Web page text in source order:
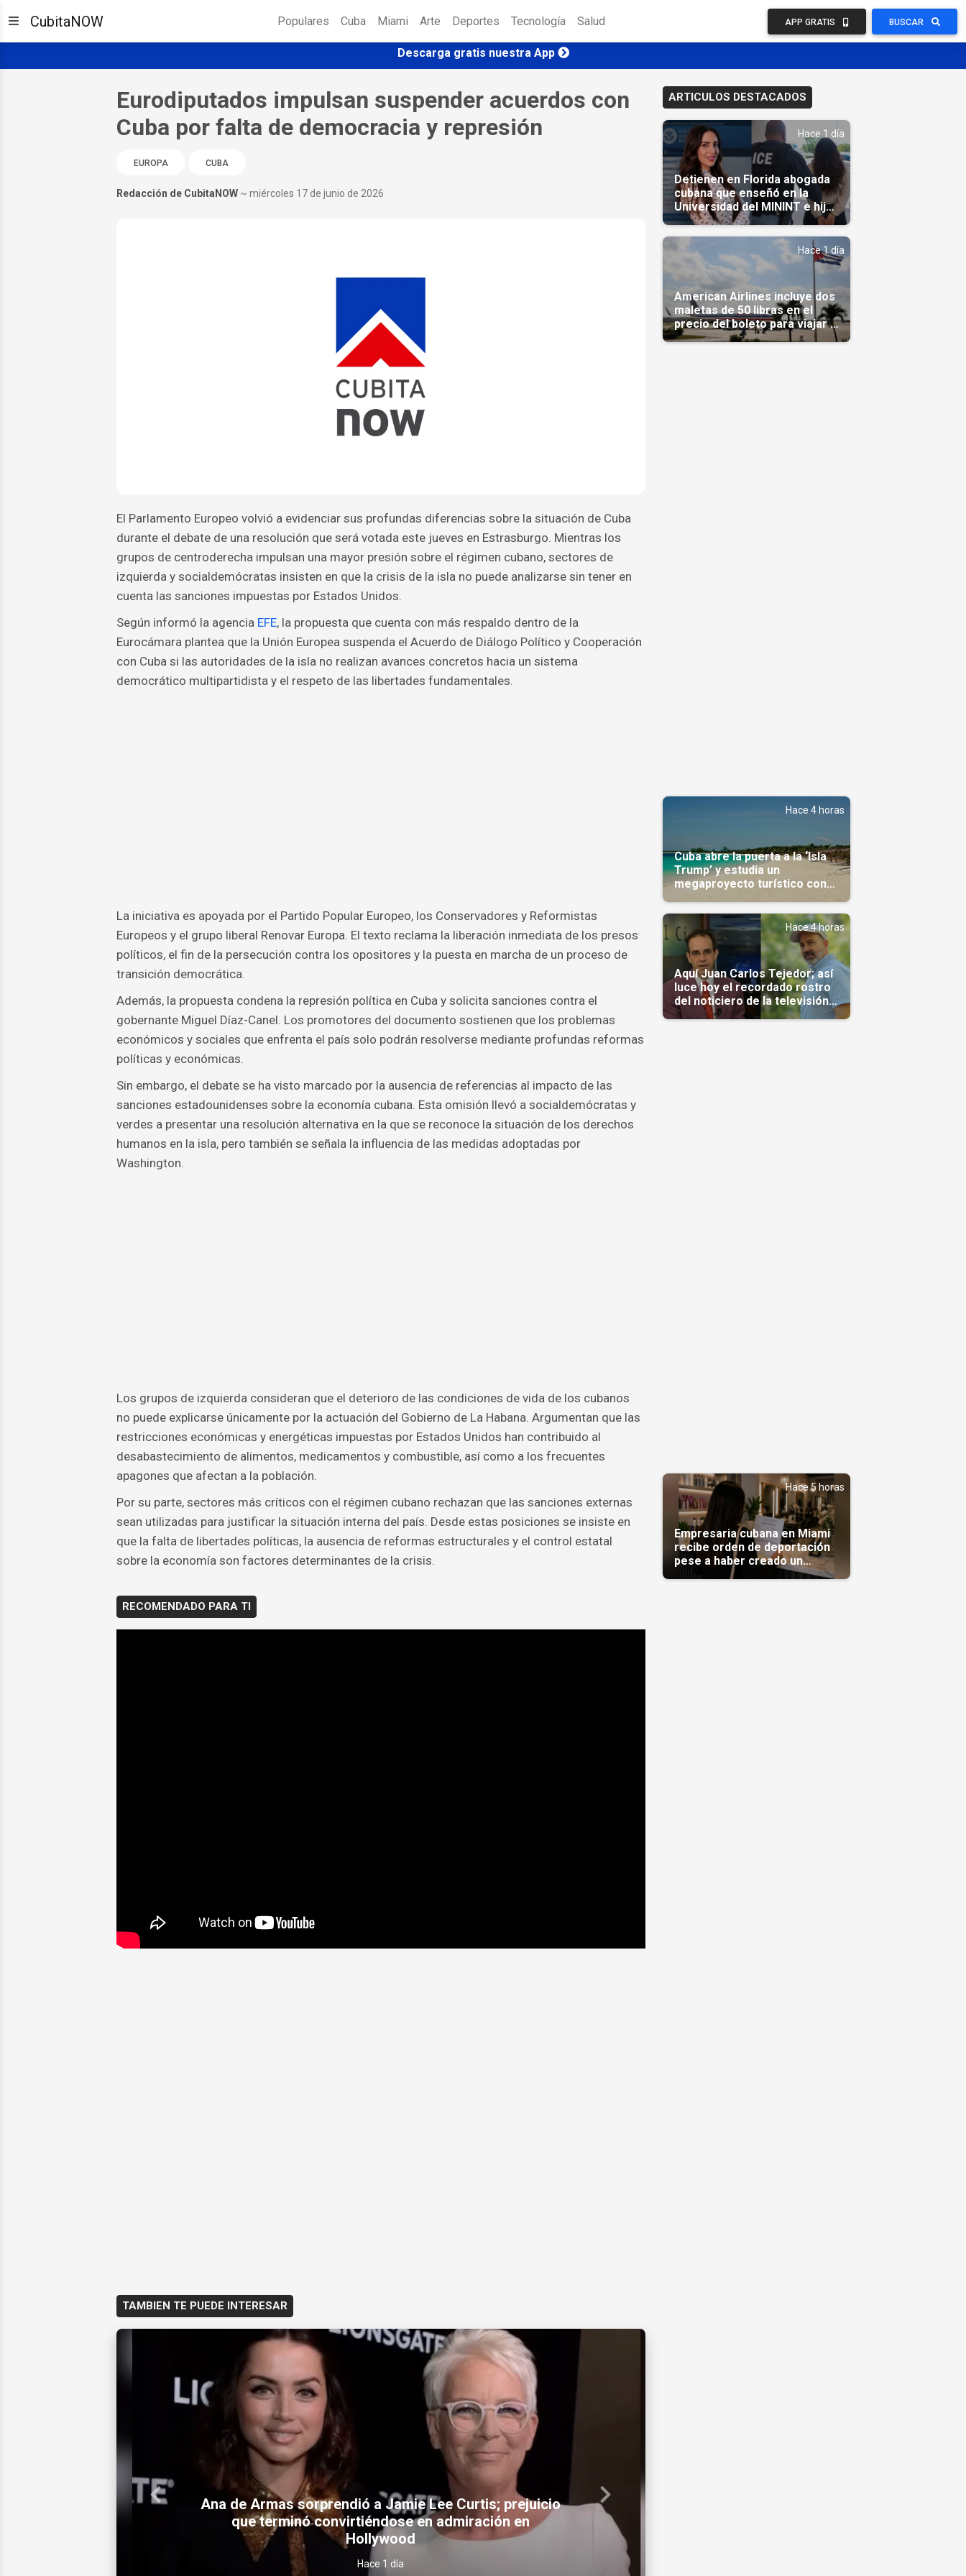
CubitaNOW Populares Cuba Miami Arte Deportes Tecnología Salud APP GRATIS BUSCAR
Descarga gratis nuestra App
Eurodiputados impulsan suspender acuerdos con
Cuba por falta de democracia y represión
EUROPA CUBA
Redacción de CubitaNOW ~ miércoles 17 de junio de 2026
El Parlamento Europeo volvió a evidenciar sus profundas diferencias sobre la situación de Cuba
durante el debate de una resolución que será votada este jueves en Estrasburgo. Mientras los
grupos de centroderecha impulsan una mayor presión sobre el régimen cubano, sectores de
izquierda y socialdemócratas insisten en que la crisis de la isla no puede analizarse sin tener en
cuenta las sanciones impuestas por Estados Unidos.
Según informó la agencia EFE, la propuesta que cuenta con más respaldo dentro de la
Eurocámara plantea que la Unión Europea suspenda el Acuerdo de Diálogo Político y Cooperación
con Cuba si las autoridades de la isla no realizan avances concretos hacia un sistema
democrático multipartidista y el respeto de las libertades fundamentales.
La iniciativa es apoyada por el Partido Popular Europeo, los Conservadores y Reformistas
Europeos y el grupo liberal Renovar Europa. El texto reclama la liberación inmediata de los presos
políticos, el fin de la persecución contra los opositores y la puesta en marcha de un proceso de
transición democrática.
Además, la propuesta condena la represión política en Cuba y solicita sanciones contra el
gobernante Miguel Díaz-Canel. Los promotores del documento sostienen que los problemas
económicos y sociales que enfrenta el país solo podrán resolverse mediante profundas reformas
políticas y económicas.
Sin embargo, el debate se ha visto marcado por la ausencia de referencias al impacto de las
sanciones estadounidenses sobre la economía cubana. Esta omisión llevó a socialdemócratas y
verdes a presentar una resolución alternativa en la que se reconoce la situación de los derechos
humanos en la isla, pero también se señala la influencia de las medidas adoptadas por
Washington.
Los grupos de izquierda consideran que el deterioro de las condiciones de vida de los cubanos
no puede explicarse únicamente por la actuación del Gobierno de La Habana. Argumentan que las
restricciones económicas y energéticas impuestas por Estados Unidos han contribuido al
desabastecimiento de alimentos, medicamentos y combustible, así como a los frecuentes
apagones que afectan a la población.
Por su parte, sectores más críticos con el régimen cubano rechazan que las sanciones externas
sean utilizadas para justificar la situación interna del país. Desde estas posiciones se insiste en
que la falta de libertades políticas, la ausencia de reformas estructurales y el control estatal
sobre la economía son factores determinantes de la crisis.
RECOMENDADO PARA TI
TAMBIEN TE PUEDE INTERESAR
Mercados de barrio y de abasto: la nueva apuesta del
régimen cubano ante la escasez
Hace 18 horas
Previous Next
ARTICULOS DESTACADOS
Hace 1 día
Detienen en Florida abogada
cubana que enseñó en la
Universidad del MININT e hija
de diplomático cubano
Hace 1 día
American Airlines incluye dos
maletas de 50 libras en el
precio del boleto para viajar a
Cuba en agosto
Hace 4 horas
Cuba abre la puerta a la ‘Isla
Trump’ y estudia un
megaproyecto turístico con
capital árabe
Hace 4 horas
Aquí Juan Carlos Tejedor; así
luce hoy el recordado rostro
del noticiero de la televisión
cubana
Hace 5 horas
Empresaria cubana en Miami
recibe orden de deportación
pese a haber creado un